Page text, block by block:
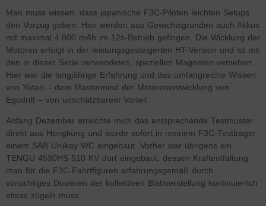
Man muss wissen, dass japanische F3C-Piloten leichten Setups
den Vorzug geben. Hier werden aus Gewichtsgründen auch Akkus
mit maximal 4.800 mAh im 12s-Betrieb geflogen. Die Wicklung der
Motoren erfolgt in der leistungsgesteigerten HT-Version und ist mit
den in dieser Serie verwendeten, speziellen Magneten versehen.
Hier war die langjährige Erfahrung und das umfangreiche Wissen
von Yutao – dem Mastermind der Motorenentwicklung von
Egodrift – von unschätzbarem Vorteil.
Anfang Dezember erreichte mich das entsprechende Testmuster
direkt aus Hongkong und wurde sofort in meinem F3C-Testträger,
einem SAB Urukay WC eingebaut. Vorher war übrigens ein
TENGU 4530HS 510 KV dort eingebaut, dessen Kraftentfaltung
man für die F3C-Fahrtfiguren erfahrungsgemäß durch
vorsichtiges Dosieren der kollektiven Blattverstellung kontinuierlich
etwas zügeln muss …